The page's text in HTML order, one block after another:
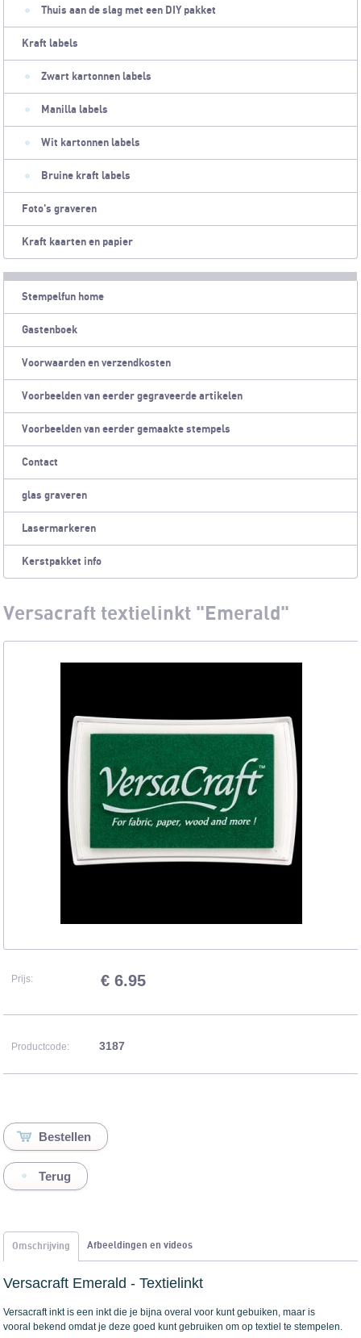
Thuis aan de slag met een DIY pakket
Kraft labels
Zwart kartonnen labels
Manilla labels
Wit kartonnen labels
Bruine kraft labels
Foto's graveren
Kraft kaarten en papier
Stempelfun home
Gastenboek
Voorwaarden en verzendkosten
Voorbeelden van eerder gegraveerde artikelen
Voorbeelden van eerder gemaakte stempels
Contact
glas graveren
Lasermarkeren
Kerstpakket info
Versacraft textielinkt "Emerald"
Prijs: € 6.95
Productcode: 3187
Terug
Omschrijving Afbeeldingen en videos
Versacraft Emerald - Textielinkt
Versacraft inkt is een inkt die je bijna overal voor kunt gebuiken, maar is
vooral bekend omdat je deze goed kunt gebruiken om op textiel te stempelen.